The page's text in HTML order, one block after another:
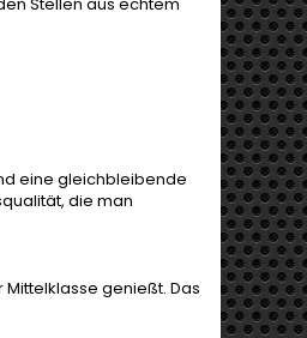
eine gleichbleibende
die man
genießt. Das